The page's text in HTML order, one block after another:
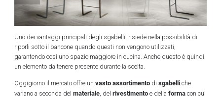
Uno dei vantaggi principali degli sgabelli, risiede nella possibilità di
riporli sotto il bancone quando questi non vengono utilizzati,
garantendo così uno spazio maggiore in cucina. Anche questo è quindi
un elemento da tenere presente durante la scelta.
Oggigiorno il mercato offre un vasto assortimentodi sgabelliche
variano a seconda del materiale, del rivestimentoe della formacon cui